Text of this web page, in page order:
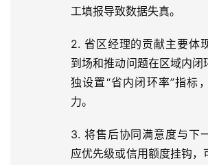
工填报导致数据失真。
2. 省区经理的贡献主要体
到场和推动问题在区域内闭
独设置“省内闭环率”指标
力。
3. 将售后协同满意度与下
应优先级或信用额度挂钩，